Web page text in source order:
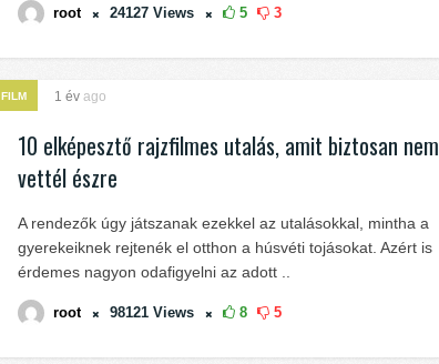
root 24127 Views 5 3
FILM 1 év ago
10 elképesztő rajzfilmes utalás, amit biztosan nem
vettél észre
A rendezők úgy játszanak ezekkel az utalásokkal, mintha a
gyerekeiknek rejtenék el otthon a húsvéti tojásokat. Azért is
érdemes nagyon odafigyelni az adott ..
root 98121 Views 8 5